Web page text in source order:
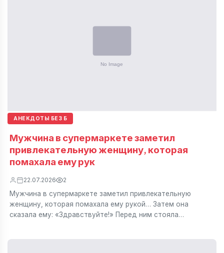
АНЕКДОТЫ БЕЗ Б
Мужчина в супермаркете заметил
привлекательную женщину, которая
помахала ему рук
22.07.2026 2
Мужчина в супермаркете заметил привлекательную
женщину, которая помахала ему рукой… Затем она
сказала ему: «Здравствуйте!» Перед ним стояла…